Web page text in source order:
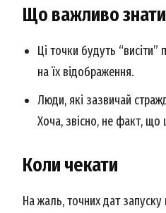
Що важливо
Ці точки будуть
на їх відображення.
Люди, які зазвичай
Хоча, звісно, не факт,
Коли чекати
На жаль, точних дат